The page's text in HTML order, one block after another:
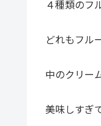
４種類のフ
どれもフル
中のクリー
美味しすぎ